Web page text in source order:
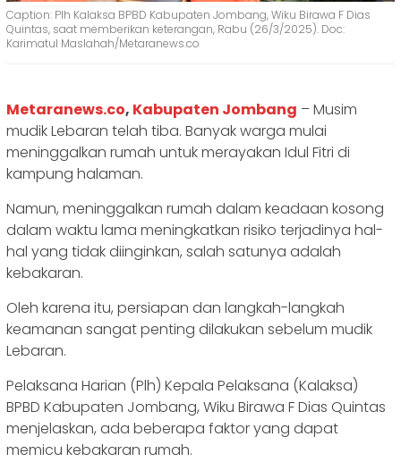
Caption: Plh Kalaksa BPBD Kabupaten Jombang, Wiku Birawa F Dias
Quintas, saat memberikan keterangan, Rabu (26/3/2025). Doc:
Karimatul Maslahah/Metaranews.co
Metaranews.co, Kabupaten Jombang – Musim
mudik Lebaran telah tiba. Banyak warga mulai
meninggalkan rumah untuk merayakan Idul Fitri di
kampung halaman.
Namun, meninggalkan rumah dalam keadaan kosong
dalam waktu lama meningkatkan risiko terjadinya hal-
hal yang tidak diinginkan, salah satunya adalah
kebakaran.
Oleh karena itu, persiapan dan langkah-langkah
keamanan sangat penting dilakukan sebelum mudik
Lebaran.
Pelaksana Harian (Plh) Kepala Pelaksana (Kalaksa)
BPBD Kabupaten Jombang, Wiku Birawa F Dias Quintas
menjelaskan, ada beberapa faktor yang dapat
memicu kebakaran rumah.